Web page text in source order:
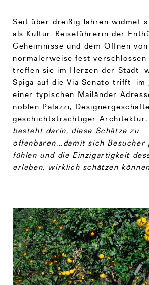
Seit über dreißig Jahren widmet
als Kultur-Reiseführerin der
Geheimnisse und dem Öffnen
normalerweise fest verschlossen
treffen sie im Herzen der Stadt,
Spiga auf die Via Senato trifft, im
einer typischen Mailänder
noblen Palazzi,
geschichtsträchtiger Architektur.
besteht darin, diese Schätze zu
offenbaren...damit sich
fühlen und die Einzigartigkeit
erleben, wirklich schätzen